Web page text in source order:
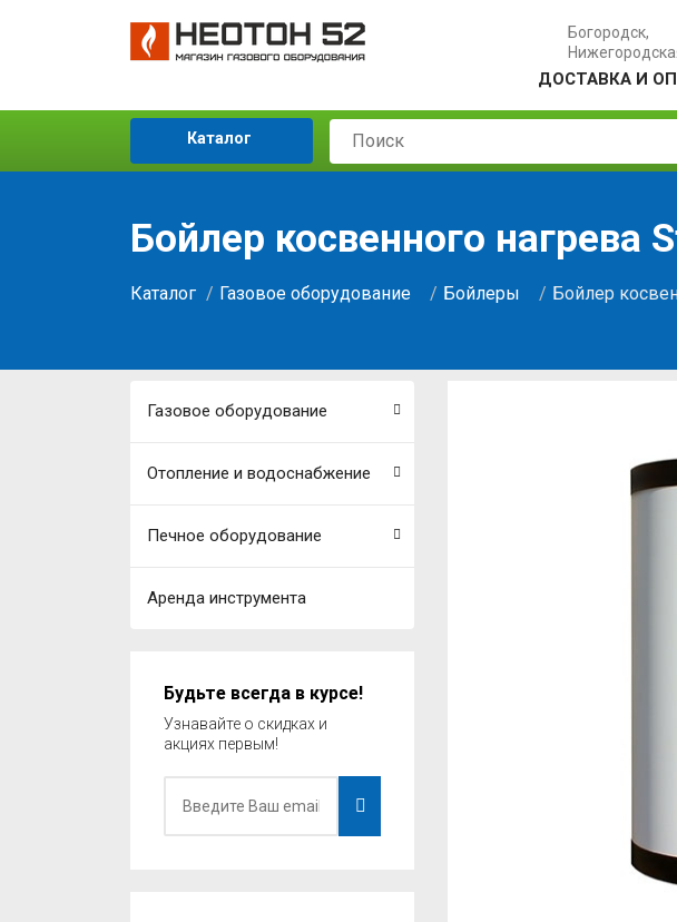
Богородск,
ДОСТАВКА И
Каталог
Бойлер косвенного нагрева
Каталог Газовое оборудование Бойлеры Бойлер
Газовое оборудование
Отопление и водоснабжение
Печное оборудование
Аренда инструмента
Будьте всегда в курсе!
Узнавайте о скидках и
акциях первым!